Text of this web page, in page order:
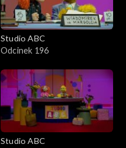
Studio ABC
Odcinek 196
Studio ABC